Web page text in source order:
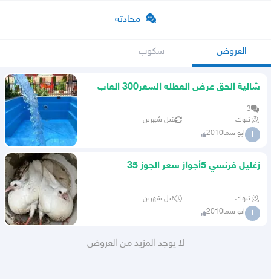
محادثة
العروض سكوب
شالية الحق عرض العطله السعر300 العاب
3
تبوك
قبل شهرين
ا ابو سما2010
زغليل فرنسي 5أجواز سعر الجوز 35
تبوك قبل شهرين
ا ابو سما2010
لا يوجد المزيد من العروض